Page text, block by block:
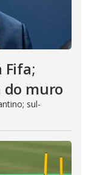
Fifa;
do muro
sul-